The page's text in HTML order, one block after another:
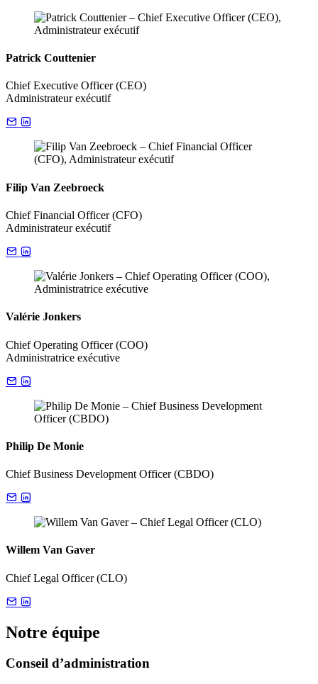
Patrick Couttenier
Chief Executive Officer (CEO)
Administrateur exécutif
Filip Van Zeebroeck
Chief Financial Officer (CFO)
Administrateur exécutif
Valérie Jonkers
Chief Operating Officer (COO)
Administratrice exécutive
Philip De Monie
Chief Business Development Officer (CBDO)
Willem Van Gaver
Chief Legal Officer (CLO)
Notre équipe
Conseil d’administration